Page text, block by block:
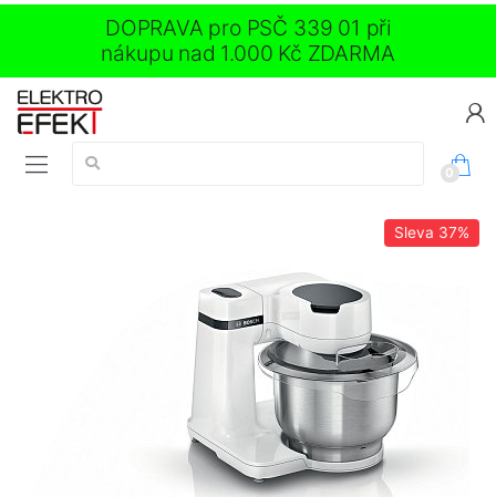
DOPRAVA pro PSČ 339 01 při
nákupu nad 1.000 Kč ZDARMA
Vyhledávání:
0
Sleva 37%